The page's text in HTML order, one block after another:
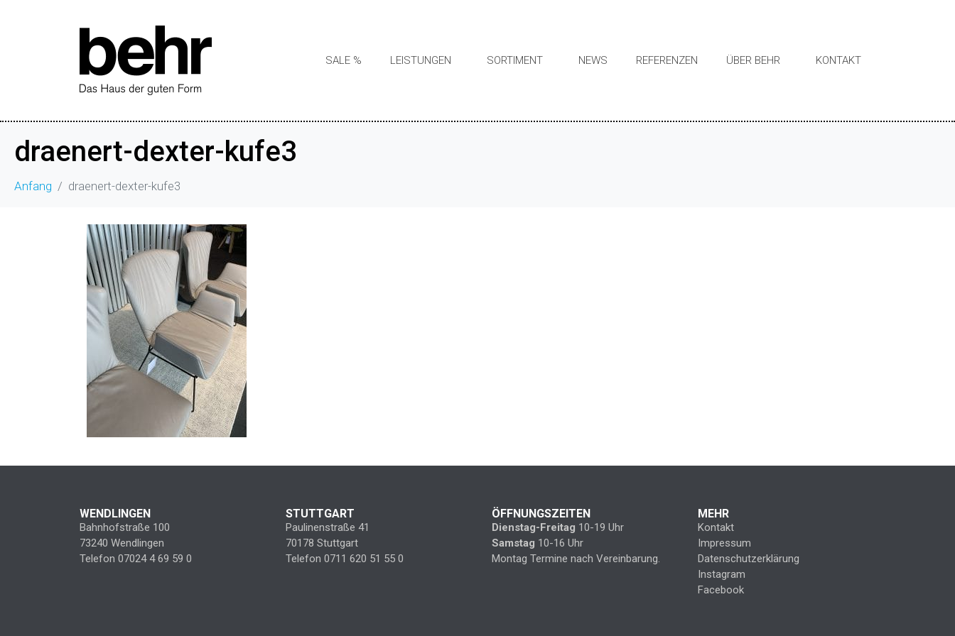
SALE % LEISTUNGEN SORTIMENT NEWS REFERENZEN ÜBER BEHR KONTAKT
draenert-dexter-kufe3
Anfang draenert-dexter-kufe3
WENDLINGEN
Bahnhofstraße 100
73240 Wendlingen
Telefon 07024 4 69 59 0
STUTTGART
Paulinenstraße 41
70178 Stuttgart
Telefon 0711 620 51 55 0
ÖFFNUNGSZEITEN
Dienstag-Freitag 10-19 Uhr
Samstag 10-16 Uhr
Montag Termine nach Vereinbarung.
MEHR
Kontakt
Impressum
Datenschutzerklärung
Instagram
Facebook